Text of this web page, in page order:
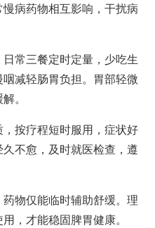
病药物相互影响，干扰病
常三餐定时定量，少吃生
减轻肠胃负担。胃部轻微
。
按疗程短时服用，症状好
不愈，及时就医检查，遵
物仅能临时辅助舒缓。理
，才能稳固脾胃健康。